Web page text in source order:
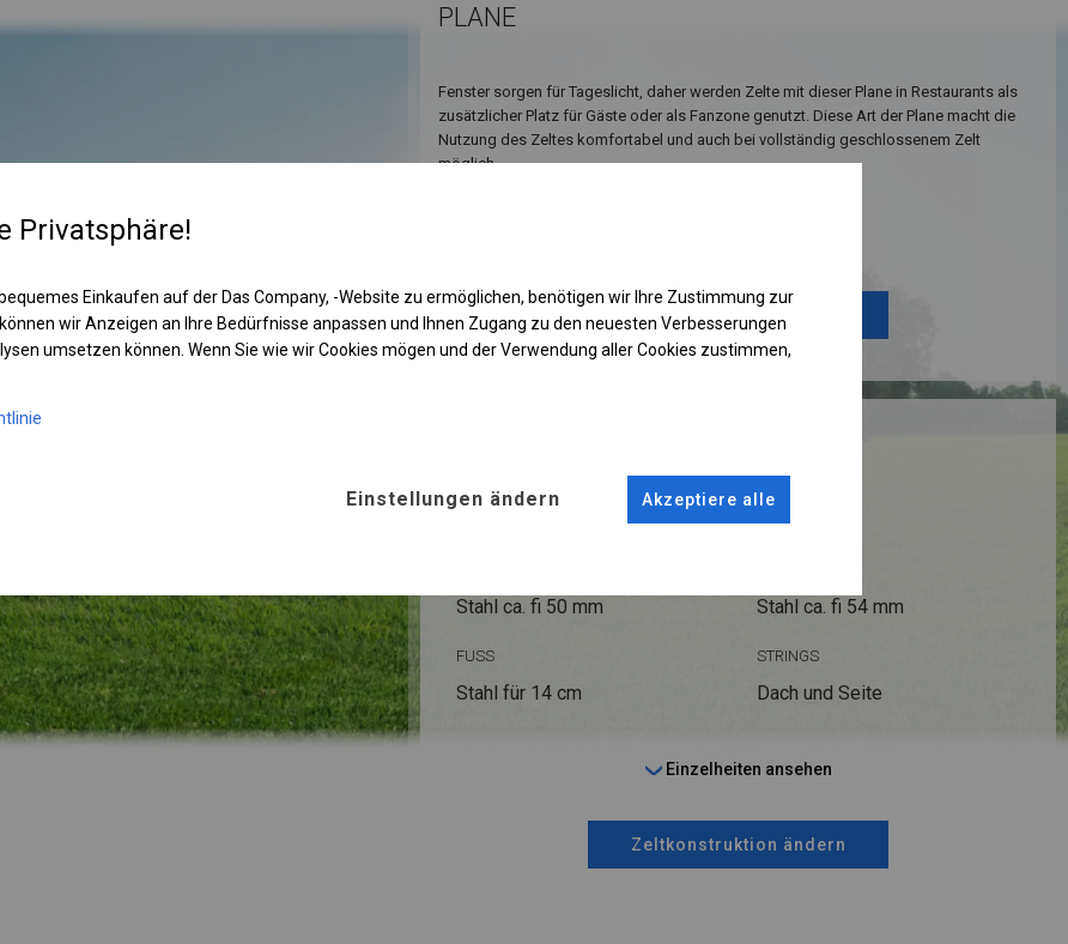
PLANE
Fenster sorgen für Tageslicht, daher werden Zelte mit dieser Plane in Restaurants als
zusätzlicher Platz für Gäste oder als Fanzone genutzt. Diese Art der Plane macht die
Nutzung des Zeltes komfortabel und auch bei vollständig geschlossenem Zelt
möglich.
Plane ändern
WINTER PLUS
Stahl ca. fi 50 mm Stahl ca. fi 54 mm
FUSS
Stahl für 14 cm
STRINGS
Dach und Seite
Einzelheiten ansehen
Zeltkonstruktion ändern
Privatsphäre!
Einkaufen auf der Das Company, -Website zu ermöglichen, benötigen wir Ihre Zustimmung zur
wir Anzeigen an Ihre Bedürfnisse anpassen und Ihnen Zugang zu den neuesten Verbesserungen
umsetzen können. Wenn Sie wie wir Cookies mögen und der Verwendung aller Cookies zustimmen,
Einstellungen ändern Akzeptiere alle